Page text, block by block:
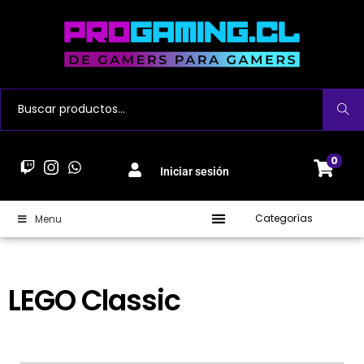
Buscar
Iniciar sesión
0
Menu Categorías
LEGO Classic